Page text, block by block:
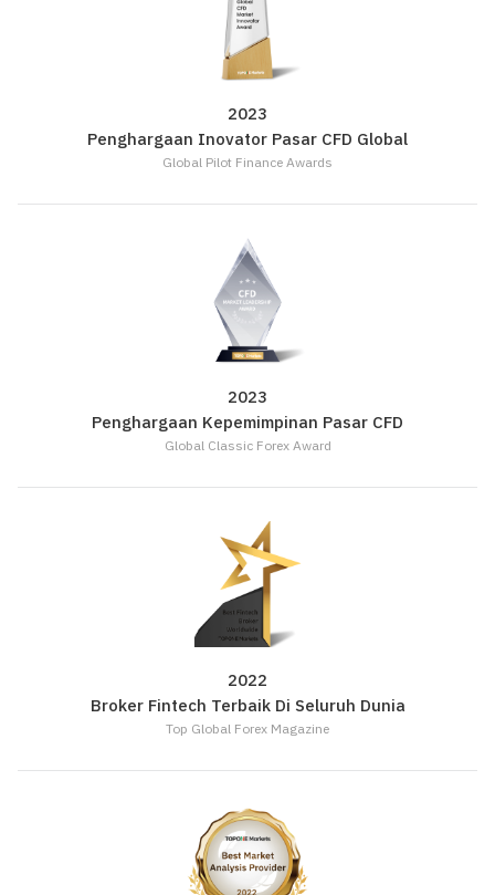
2023
Penghargaan Inovator Pasar CFD Global
Global Pilot Finance Awards
2023
Penghargaan Kepemimpinan Pasar CFD
Global Classic Forex Award
2022
Broker Fintech Terbaik Di Seluruh Dunia
Top Global Forex Magazine